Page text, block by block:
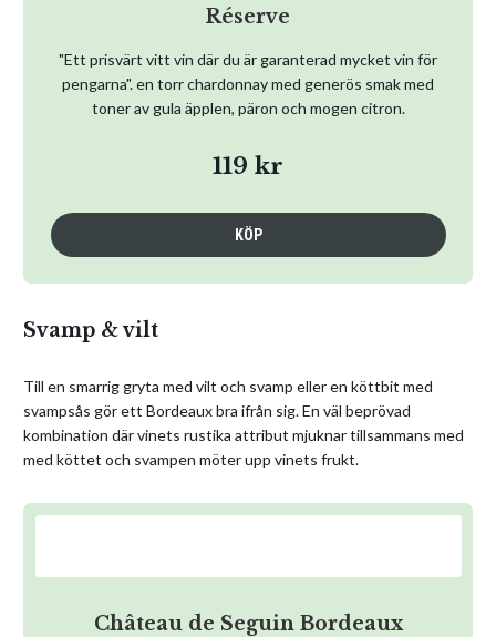
Réserve
"Ett prisvärt vitt vin där du är garanterad mycket vin för
pengarna". en torr chardonnay med generös smak med
toner av gula äpplen, päron och mogen citron.
119 kr
KÖP
Svamp & vilt
Till en smarrig gryta med vilt och svamp eller en köttbit med
svampsås gör ett Bordeaux bra ifrån sig. En väl beprövad
kombination där vinets rustika attribut mjuknar tillsammans med
med köttet och svampen möter upp vinets frukt.
Château de Seguin Bordeaux